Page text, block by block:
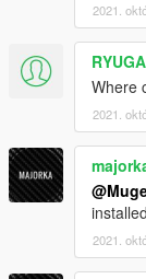
2021.
RYUGA
Where
2021.
2021.